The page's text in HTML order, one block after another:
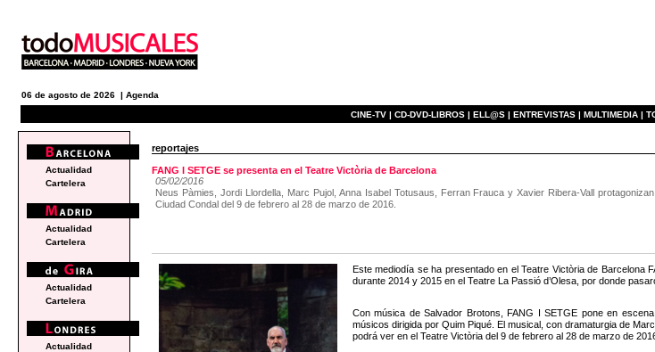
06 de agosto de 2026 | Agenda
CINE-TV | CD-DVD-LIBROS | ELL@S | ENTREVISTAS | MULTIMEDIA |
reportajes
FANG I SETGE se presenta en el Teatre Victòria de Barcelona
05/02/2016
Neus Pàmies, Jordi Llordella, Marc Pujol, Anna Isabel Totusaus, Ferran Frauca y Xavier Ribera-Vall
Ciudad Condal del 9 de febrero al 28 de marzo de 2016.
Este mediodía se ha presentado en el Teatre Victòria de Barcelona
durante 2014 y 2015 en el Teatre La Passió d’Olesa, por donde
Con música de Salvador Brotons, FANG I SETGE pone en
músicos dirigida por Quim Piqué. El musical, con dramaturgia de
podrá ver en el Teatre Victòria del 9 de febrero al 28 de marzo de
Actualidad
Cartelera
Actualidad
Cartelera
Actualidad
Cartelera
Actualidad